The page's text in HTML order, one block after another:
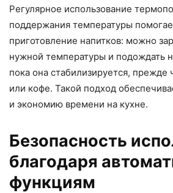
Регулярное использование
поддержания температуры
приготовление напитков: можно
нужной температуры и подождать
пока она стабилизируется, прежде
или кофе. Такой подход
и экономию времени на кухне.
Безопасность
благодаря
функциям